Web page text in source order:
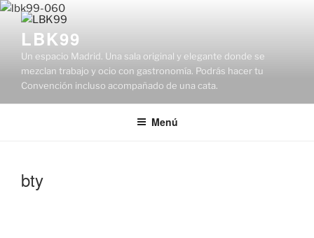
Saltar
contenidoLBK99
Un espacio Madrid. Una sala original y elegante donde se
mezclan trabajo y ocio con gastronomía. Podrás hacer tu
Convención incluso acompañado de una cata.
Menú
bty